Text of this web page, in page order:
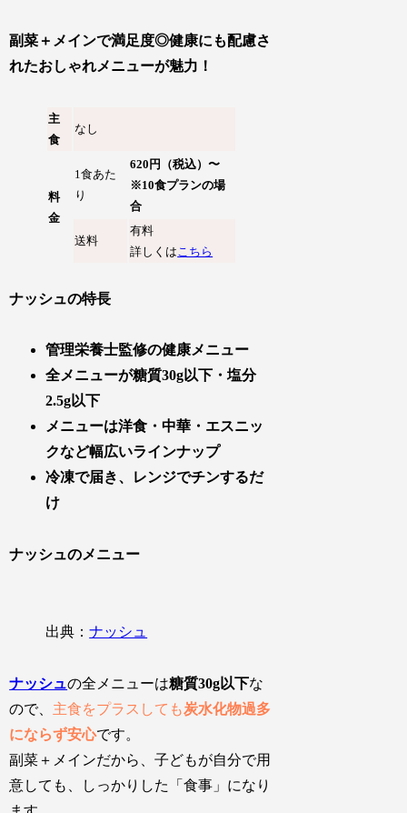
副菜＋メインで満足度◎健康にも配慮さ
れたおしゃれメニューが魅力！
主
食
なし
料
金
1食あた
り
620円（税込）〜
※10食プランの場
合
送料
有料
詳しくはこちら
ナッシュの特長
管理栄養士監修の健康メニュー
全メニューが糖質30g以下・塩分
2.5g以下
メニューは洋食・中華・エスニッ
クなど幅広いラインナップ
冷凍で届き、レンジでチンするだ
け
ナッシュのメニュー
出典：ナッシュ
ナッシュの全メニューは糖質30g以下な
ので、 主食をプラスしても炭水化物過多
にならず安心です。
副菜＋メインだから、子どもが自分で用
意しても、しっかりした「食事」になり